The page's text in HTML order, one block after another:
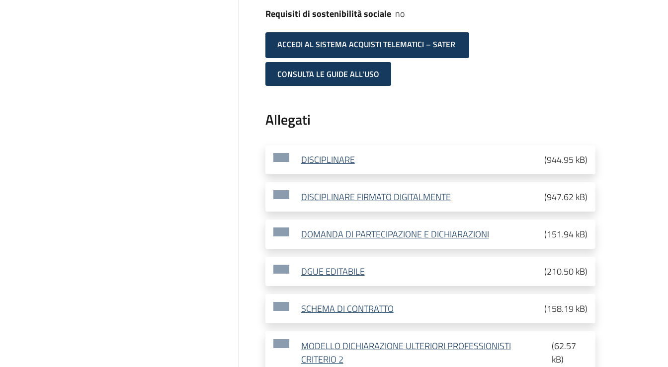
Requisiti di sostenibilità sociale no
ACCEDI AL SISTEMA ACQUISTI TELEMATICI – SATER
CONSULTA LE GUIDE ALL'USO
Allegati
DISCIPLINARE (944.95 kB)
DISCIPLINARE FIRMATO DIGITALMENTE (947.62 kB)
DOMANDA DI PARTECIPAZIONE E DICHIARAZIONI (151.94 kB)
DGUE EDITABILE (210.50 kB)
SCHEMA DI CONTRATTO (158.19 kB)
MODELLO DICHIARAZIONE ULTERIORI PROFESSIONISTI
CRITERIO 2
(62.57
kB)